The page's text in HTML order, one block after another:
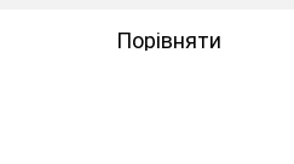
Порівняти